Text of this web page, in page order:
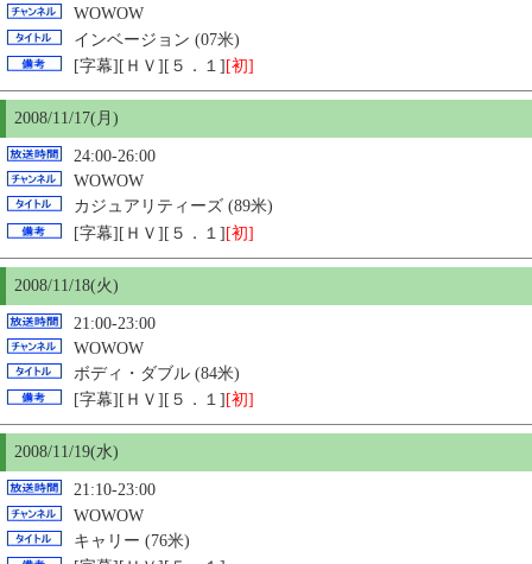
WOWOW
インベージョン (07米)
[字幕][ＨＶ][５．１] [初]
2008/11/17(月)
24:00-26:00
WOWOW
カジュアリティーズ (89米)
[字幕][ＨＶ][５．１][初]
2008/11/18(火)
21:00-23:00
WOWOW
ボディ・ダブル (84米)
[字幕][ＨＶ][５．１] [初]
2008/11/19(水)
21:10-23:00
WOWOW
キャリー (76米)